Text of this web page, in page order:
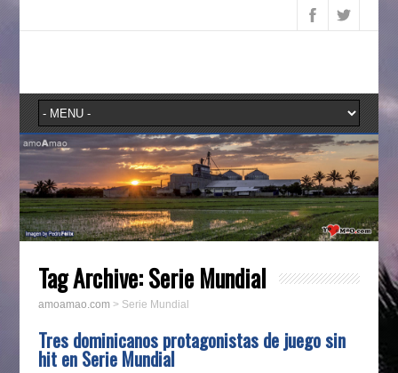
Tag Archive:Serie Mundial
amoamao.com > Serie Mundial
Tres dominicanos protagonistas de juego sin
hit en Serie Mundial